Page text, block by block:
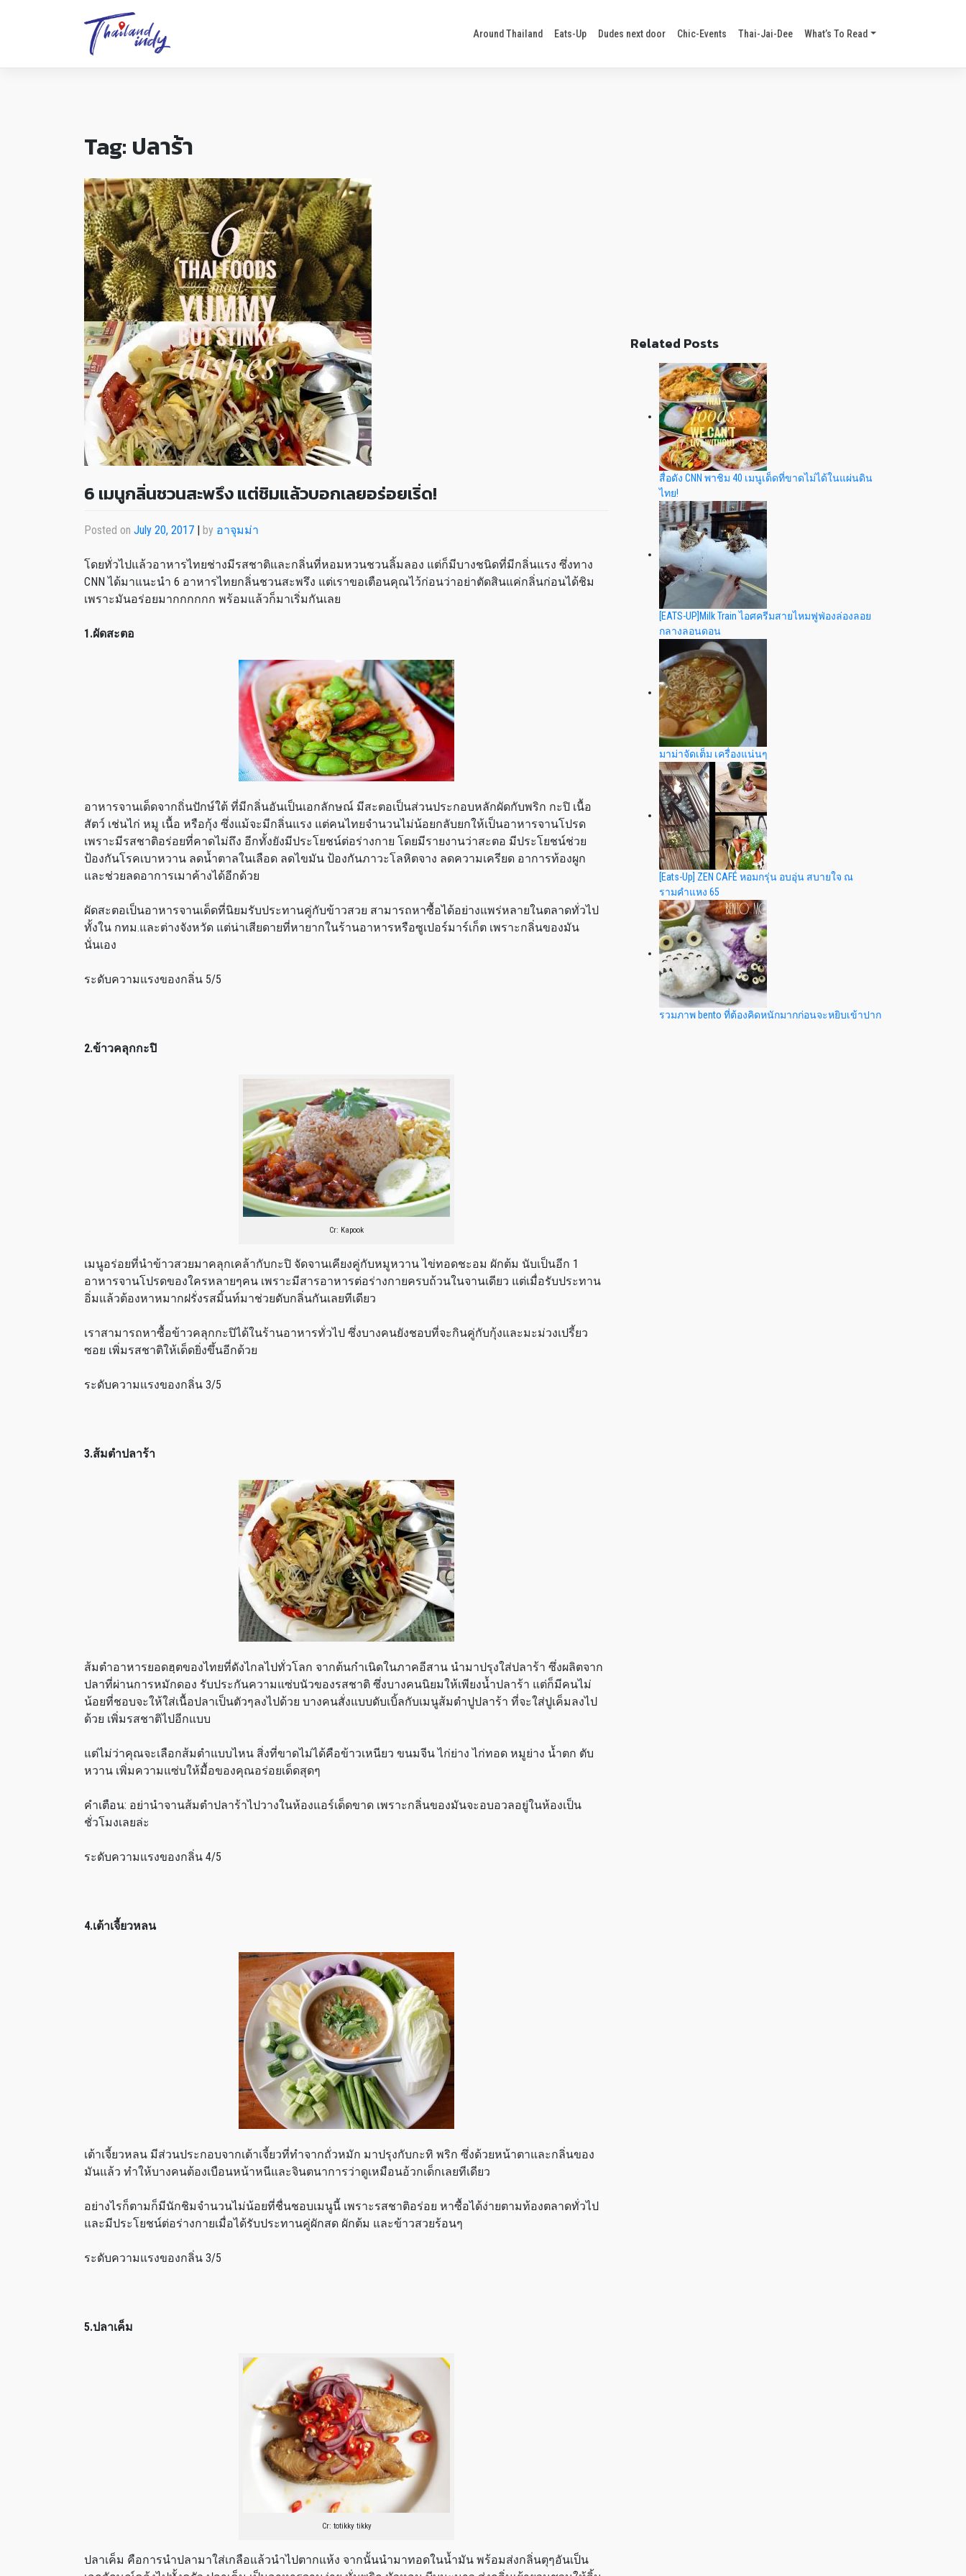
Around Thailand Eats-Up Dudes next door Chic-Events Thai-Jai-Dee What’s To Read
Tag: ปลาร้า
6 เมนูกลิ่นชวนสะพรึง แต่ชิมแล้วบอกเลยอร่อยเริ่ด!
Posted on July 20, 2017 | by อาจุมม่า
โดยทั่วไปแล้วอาหารไทยช่างมีรสชาติและกลิ่นที่หอมหวนชวนลิ้มลอง แต่ก็มีบางชนิดที่มีกลิ่นแรง ซึ่งทาง
CNN ได้มาแนะนำ 6 อาหารไทยกลิ่นชวนสะพรึง แต่เราขอเตือนคุณไว้ก่อนว่าอย่าตัดสินแค่กลิ่นก่อนได้ชิม
เพราะมันอร่อยมากกกกกก พร้อมแล้วก็มาเริ่มกันเลย
1.ผัดสะตอ
อาหารจานเด็ดจากถิ่นปักษ์ใต้ ที่มีกลิ่นอันเป็นเอกลักษณ์ มีสะตอเป็นส่วนประกอบหลักผัดกับพริก กะปิ เนื้อ
สัตว์ เช่นไก่ หมู เนื้อ หรือกุ้ง ซึ่งแม้จะมีกลิ่นแรง แต่คนไทยจำนวนไม่น้อยกลับยกให้เป็นอาหารจานโปรด
เพราะมีรสชาติอร่อยที่คาดไม่ถึง อีกทั้งยังมีประโยชน์ต่อร่างกาย โดยมีรายงานว่าสะตอ มีประโยชน์ช่วย
ป้องกันโรคเบาหวาน ลดน้ำตาลในเลือด ลดไขมัน ป้องกันภาวะโลหิตจาง ลดความเครียด อาการท้องผูก
และช่วยลดอาการเมาค้างได้อีกด้วย
ผัดสะตอเป็นอาหารจานเด็ดที่นิยมรับประทานคู่กับข้าวสวย สามารถหาซื้อได้อย่างแพร่หลายในตลาดทั่วไป
ทั้งใน กทม.และต่างจังหวัด แต่น่าเสียดายที่หายากในร้านอาหารหรือซูเปอร์มาร์เก็ต เพราะกลิ่นของมัน
นั่นเอง
ระดับความแรงของกลิ่น 5/5
2.ข้าวคลุกกะปิ
Cr: Kapook
เมนูอร่อยที่นำข้าวสวยมาคลุกเคล้ากับกะปิ จัดจานเคียงคู่กับหมูหวาน ไข่ทอดชะอม ผักต้ม นับเป็นอีก 1
อาหารจานโปรดของใครหลายๆคน เพราะมีสารอาหารต่อร่างกายครบถ้วนในจานเดียว แต่เมื่อรับประทาน
อิ่มแล้วต้องหาหมากฝรั่งรสมิ้นท์มาช่วยดับกลิ่นกันเลยทีเดียว
เราสามารถหาซื้อข้าวคลุกกะปิได้ในร้านอาหารทั่วไป ซึ่งบางคนยังชอบที่จะกินคู่กับกุ้งและมะม่วงเปรี้ยว
ซอย เพิ่มรสชาติให้เด็ดยิ่งขึ้นอีกด้วย
ระดับความแรงของกลิ่น 3/5
3.ส้มตำปลาร้า
ส้มตำอาหารยอดฮฺตของไทยที่ดังไกลไปทั่วโลก จากต้นกำเนิดในภาคอีสาน นำมาปรุงใส่ปลาร้า ซึ่งผลิตจาก
ปลาที่ผ่านการหมักดอง รับประกันความแซ่บนัวของรสชาติ ซึ่งบางคนนิยมให้เพียงน้ำปลาร้า แต่ก็มีคนไม่
น้อยที่ชอบจะให้ใส่เนื้อปลาเป็นตัวๆลงไปด้วย บางคนสั่งแบบดับเบิ้ลกับเมนูส้มตำปูปลาร้า ที่จะใส่ปูเค็มลงไป
ด้วย เพิ่มรสชาติไปอีกแบบ
แต่ไม่ว่าคุณจะเลือกส้มตำแบบไหน สิ่งที่ขาดไม่ได้คือข้าวเหนียว ขนมจีน ไก่ย่าง ไก่ทอด หมูย่าง น้ำตก ตับ
หวาน เพิ่มความแซ่บให้มื้อของคุณอร่อยเด็ดสุดๆ
คำเตือน: อย่านำจานส้มตำปลาร้าไปวางในห้องแอร์เด็ดขาด เพราะกลิ่นของมันจะอบอวลอยู่ในห้องเป็น
ชั่วโมงเลยล่ะ
ระดับความแรงของกลิ่น 4/5
4.เต้าเจี้ยวหลน
เต้าเจี้ยวหลน มีส่วนประกอบจากเต้าเจี้ยวที่ทำจากถั่วหมัก มาปรุงกับกะทิ พริก ซึ่งด้วยหน้าตาและกลิ่นของ
มันแล้ว ทำให้บางคนต้องเบือนหน้าหนีและจินตนาการว่าดูเหมือนอ้วกเด็กเลยทีเดียว
อย่างไรก็ตามก็มีนักชิมจำนวนไม่น้อยที่ชื่นชอบเมนูนี้ เพราะรสชาติอร่อย หาซื้อได้ง่ายตามท้องตลาดทั่วไป
และมีประโยชน์ต่อร่างกายเมื่อได้รับประทานคู่ผักสด ผักต้ม และข้าวสวยร้อนๆ
ระดับความแรงของกลิ่น 3/5
5.ปลาเค็ม
Cr: totikky tikky
ปลาเค็ม คือการนำปลามาใส่เกลือแล้วนำไปตากแห้ง จากนั้นนำมาทอดในน้ำมัน พร้อมส่งกลิ่นตุๆอันเป็น
Related Posts
สื่อดัง CNN พาชิม 40 เมนูเด็ดที่ขาดไม่ได้ในแผ่นดิน
ไทย!
[EATS-UP]Milk Train ไอศครีมสายไหมฟูฟ่องล่องลอย
กลางลอนดอน
มาม่าจัดเต็ม เครื่องแน่นๆ
[Eats-Up] ZEN CAFÉ หอมกรุ่น อบอุ่น สบายใจ ณ
รามคำแหง 65
รวมภาพ bento ที่ต้องคิดหนักมากก่อนจะหยิบเข้าปาก